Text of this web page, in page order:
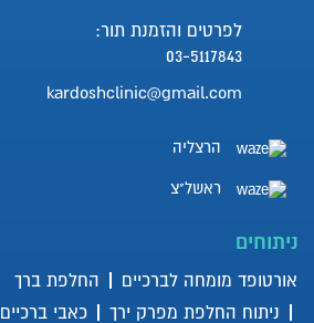
לפרטים והזמנת תור:
03-5117843
kardoshclinic@gmail.com
הרצליה
ראשל"צ
ניתוחים
אורטופד מומחה לברכיים
החלפת ברך
ניתוח החלפת מפרק ירך
כאבי ברכיים